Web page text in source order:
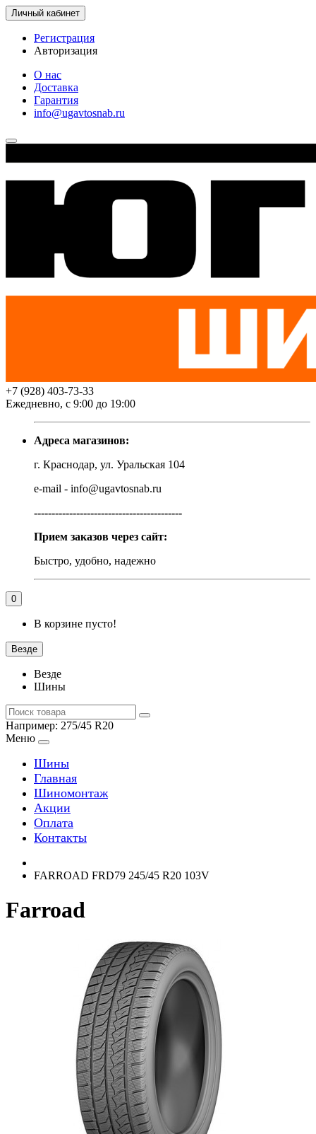
Личный кабинет
Регистрация
Авторизация
О нас
Доставка
Гарантия
info@ugavtosnab.ru
+7 (928) 403-73-33
Ежедневно, с 9:00 до 19:00
Адреса магазинов:
г. Краснодар, ул. Уральская 104
e-mail - info@ugavtosnab.ru
------------------------------------------
Прием заказов через сайт:
Быстро, удобно, надежно
0
В корзине пусто!
Везде
Везде
Шины
Например: 275/45 R20
Меню
Шины
Главная
Шиномонтаж
Акции
Оплата
Контакты
FARROAD FRD79 245/45 R20 103V
Farroad